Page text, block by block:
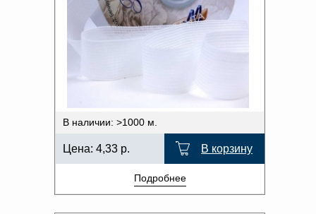
В наличии: >1000 м.
Цена: 4,33 р. В корзину
Подробнее